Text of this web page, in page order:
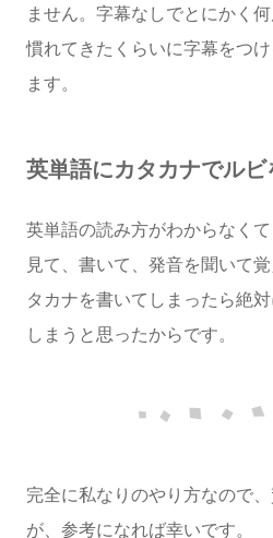
ません。字幕なしでとにかく
慣れてきたくらいに字幕をつ
ます。
英単語にカタカナでルビ
英単語の読み方がわからなく
見て、書いて、発音を聞いて
タカナを書いてしまったら絶
しまうと思ったからです。
完全に私なりのやり方なので
が、参考になれば幸いです。